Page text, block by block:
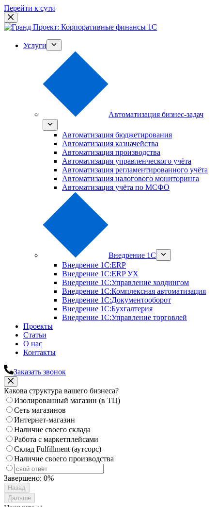
Перейти к сути
Услуги
Автоматизация бизнес-задач
Автоматизация бюджетирования
Автоматизация казначейства
Автоматизация производства
Автоматизация управленческого учёта
Автоматизация регламентированного учёта
Автоматизация налогового мониторинга
Автоматизация учёта по МСФО
Внедрение 1С
Внедрение 1С:ERP
Внедрение 1С:ERP УХ
Внедрение 1С:Управление холдингом
Внедрение 1С:Комплексная автоматизация
Внедрение 1С:Документооборот
Внедрение 1С:Бухгалтерия
Внедрение 1С:Управление торговлей
Проекты
Статьи
О нас
Контакты
Заказать звонок
Какова структура вашего бизнеса?
Изолированный магазин (в ТЦ)
Сеть магазинов
Интернет-магазин
Наличие своего склада
Работа с маркетплейсами
Склад Fulfillment (аутсорс)
Наличие своего производства
Завершено: 0%
Назад
Дальше